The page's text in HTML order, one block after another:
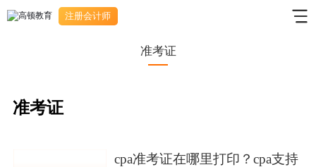
注册会计师
准考证
准考证
cpa准考证在哪里打印？cpa支持